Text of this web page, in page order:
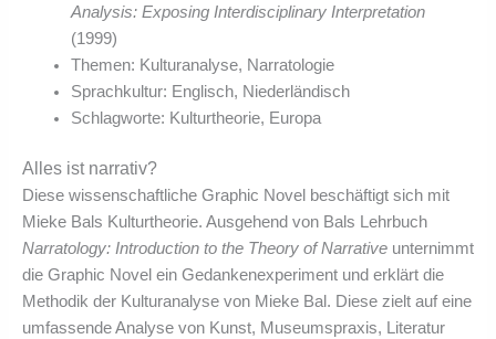
Analysis: Exposing Interdisciplinary Interpretation
(1999)
Themen: Kulturanalyse, Narratologie
Sprachkultur: Englisch, Niederländisch
Schlagworte: Kulturtheorie, Europa
Alles ist narrativ?
Diese wissenschaftliche Graphic Novel beschäftigt sich mit
Mieke Bals Kulturtheorie. Ausgehend von Bals Lehrbuch
Narratology: Introduction to the Theory of Narrativeunternimmt
die Graphic Novel ein Gedankenexperiment und erklärt die
Methodik der Kulturanalyse von Mieke Bal. Diese zielt auf eine
umfassende Analyse von Kunst, Museumspraxis, Literatur